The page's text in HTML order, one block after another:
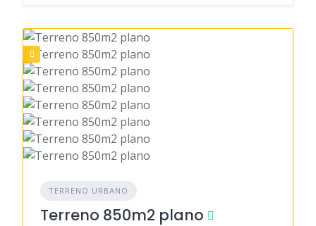
TERRENO URBANO
Terreno 850m2 plano